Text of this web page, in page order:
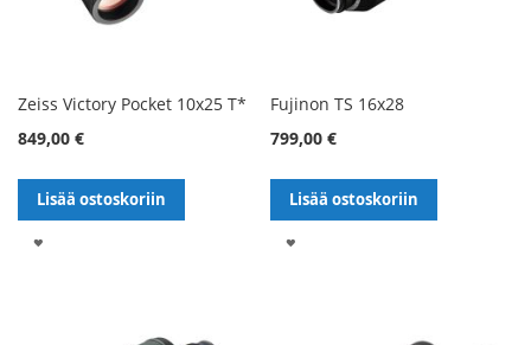
Zeiss Victory Pocket 10x25 T*
849,00 €
Lisää ostoskoriin
Fujinon TS 16x28
799,00 €
Lisää ostoskoriin